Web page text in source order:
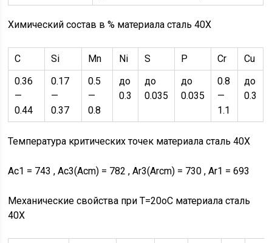
Химический состав в % материала сталь 40Х
C Si Mn Ni S P Cr
Cu
0.36
—
0.44
0.17
—
0.37
0.5
—
0.8
до
0.3
до
0.035
до
0.035
0.8
—
1.1
до
0.3
Температура критических точек материала сталь 40Х
Ac1 = 743 , Ac3(Acm) = 782 , Ar3(Arcm) = 730 , Ar1 = 693
Механические свойства при Т=20oС материала сталь
40Х